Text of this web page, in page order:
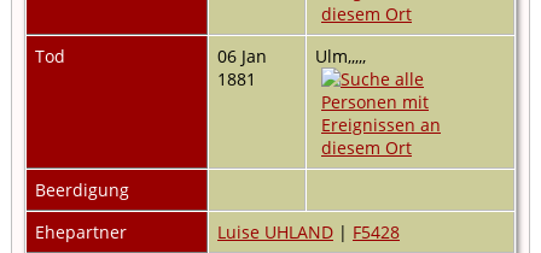
Tod
06 Jan
1881
Ulm,,,,,
Beerdigung
Ehepartner
Luise UHLAND | F5428